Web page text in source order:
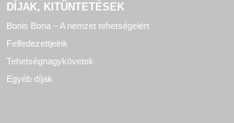
DÍJAK, KITÜNTETÉSEK
Bonis Bona – A nemzet tehetségeiért
Felfedezettjeink
Tehetségnagykövetek
Egyéb díjak